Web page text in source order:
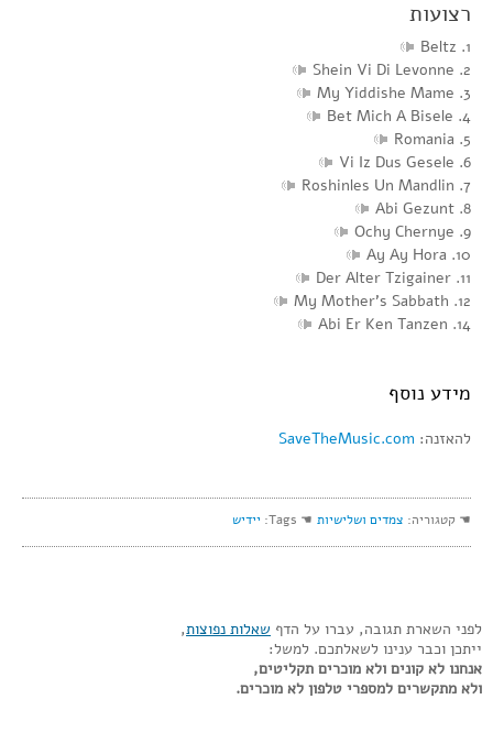
רצועות
1. Beltz
2. Shein Vi Di Levonne
3. My Yiddishe Mame
4. Bet Mich A Bisele
5. Romania
6. Vi Iz Dus Gesele
7. Roshinles Un Mandlin
8. Abi Gezunt
9. Ochy Chernye
10. Ay Ay Hora
11. Der Alter Tzigainer
12. My Mother’s Sabbath
14. Abi Er Ken Tanzen
מידע נוסף
להאזנה: SaveTheMusic.com
☚ קטגוריה: צמדים ושלישיות ☚ Tags: יידיש
לפני השארת תגובה, עברו על הדף שאלות נפוצות,
ייתכן וכבר ענינו לשאלתכם. למשל:
אנחנו לא קונים ולא מוכרים תקליטים,
ולא מתקשרים למספרי טלפון לא מוכרים.